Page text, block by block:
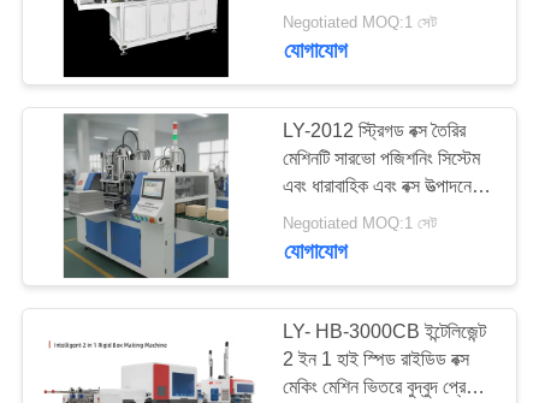
স্টিক বক্স মেশিন
Negotiated MOQ:1 সেট
যোগাযোগ
LY-2012 স্ট্রিগড বক্স তৈরির
মেশিনটি সারভো পজিশনিং সিস্টেম
এবং ধারাবাহিক এবং বক্স উত্পাদনের
জন্য বুদ্ধিমান সামঞ্জস্যের সাথে
সজ্জিত
Negotiated MOQ:1 সেট
যোগাযোগ
LY- HB-3000CB ইন্টেলিজেন্ট
2 ইন 1 হাই স্পিড রাইডিড বক্স
মেকিং মেশিন ভিতরে বুদ্বুদ প্রেসিং